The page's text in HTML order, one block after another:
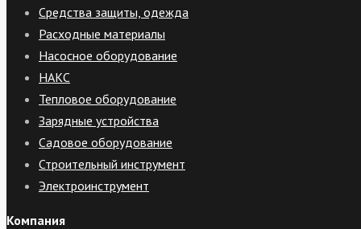
Средства защиты, одежда
Расходные материалы
Насосное оборудование
НАКС
Тепловое оборудование
Зарядные устройства
Садовое оборудование
Строительный инструмент
Электроинструмент
Компания